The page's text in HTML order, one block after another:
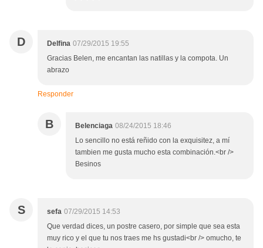
D Delfina 07/29/2015 19:55
Gracias Belen, me encantan las natillas y la compota. Un
abrazo
Responder
B Belenciaga 08/24/2015 18:46
Lo sencillo no está reñido con la exquisitez, a mí
tambien me gusta mucho esta combinación.<br />
Besinos
S sefa 07/29/2015 14:53
Que verdad dices, un postre casero, por simple que sea esta
muy rico y el que tu nos traes me hs gustadi<br /> omucho, te